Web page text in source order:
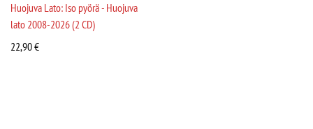
Huojuva Lato: Iso pyörä - Huojuva
lato 2008-2026 (2 CD)
22,90€